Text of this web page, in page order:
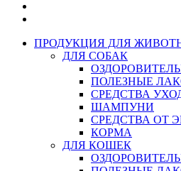
ПРОДУКЦИЯ ДЛЯ
ДЛЯ СОБАК
ПОЛЕЗНЫЕ
СРЕДСТВА
ШАМПУНИ
СРЕДСТВА ОТ
КОРМА
ДЛЯ КОШЕК